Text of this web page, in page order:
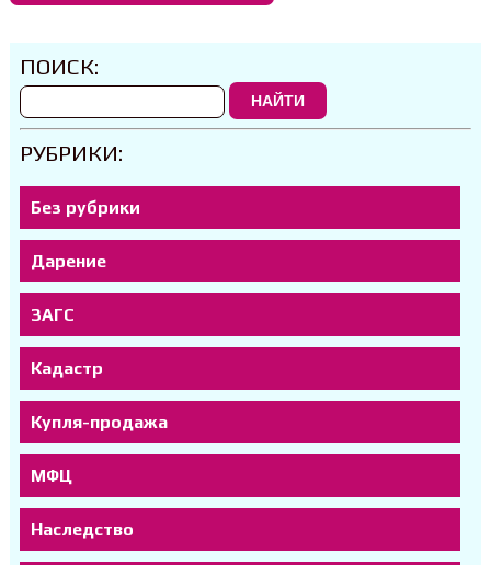
ПОИСК:
НАЙТИ
РУБРИКИ:
Без рубрики
Дарение
ЗАГС
Кадастр
Купля-продажа
МФЦ
Наследство